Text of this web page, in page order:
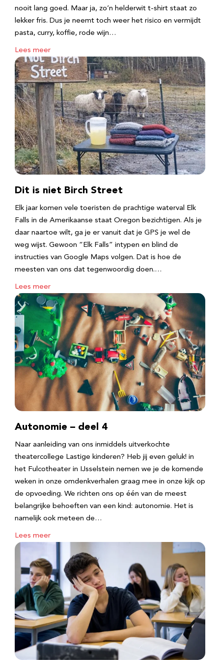
nooit lang goed. Maar ja, zo’n helderwit t-shirt staat zo
lekker fris. Dus je neemt toch weer het risico en vermijdt
pasta, curry, koffie, rode wijn…
Lees meer
Dit is niet Birch Street
Elk jaar komen vele toeristen de prachtige waterval Elk
Falls in de Amerikaanse staat Oregon bezichtigen. Als je
daar naartoe wilt, ga je er vanuit dat je GPS je wel de
weg wijst. Gewoon “Elk Falls” intypen en blind de
instructies van Google Maps volgen. Dat is hoe de
meesten van ons dat tegenwoordig doen.…
Lees meer
Autonomie – deel 4
Naar aanleiding van ons inmiddels uitverkochte
theatercollege Lastige kinderen? Heb jij even geluk! in
het Fulcotheater in IJsselstein nemen we je de komende
weken in onze omdenkverhalen graag mee in onze kijk op
de opvoeding. We richten ons op één van de meest
belangrijke behoeften van een kind: autonomie. Het is
namelijk ook meteen de…
Lees meer